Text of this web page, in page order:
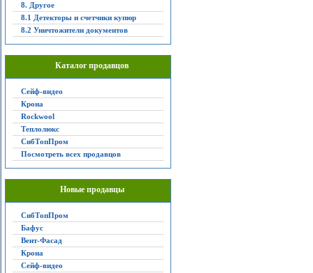
8. Другое
8.1 Детекторы и счетчики купюр
8.2 Уничтожители документов
Каталог продавцов
Сейф-видео
Крона
Rockwool
Теплолюкс
СибТопПром
Посмотреть всех продавцов
Новые продавцы
СибТопПром
Бафус
Вент-Фасад
Крона
Сейф-видео